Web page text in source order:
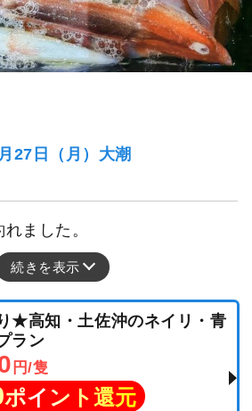
27日（月）大潮
ました。
続きを表示
★高知・土佐沖のネイリ・青
ラン
円/隻
ポイント還元